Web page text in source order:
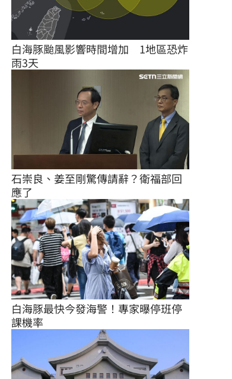
白海豚颱風影響時間增加　1地區恐炸
雨3天
石崇良、姜至剛驚傳請辭？衛福部回
應了
白海豚最快今發海警！專家曝停班停
課機率